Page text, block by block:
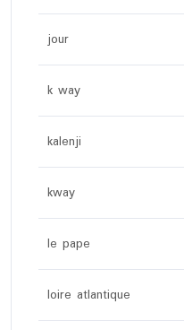
jour
k way
kalenji
kway
le pape
loire atlantique